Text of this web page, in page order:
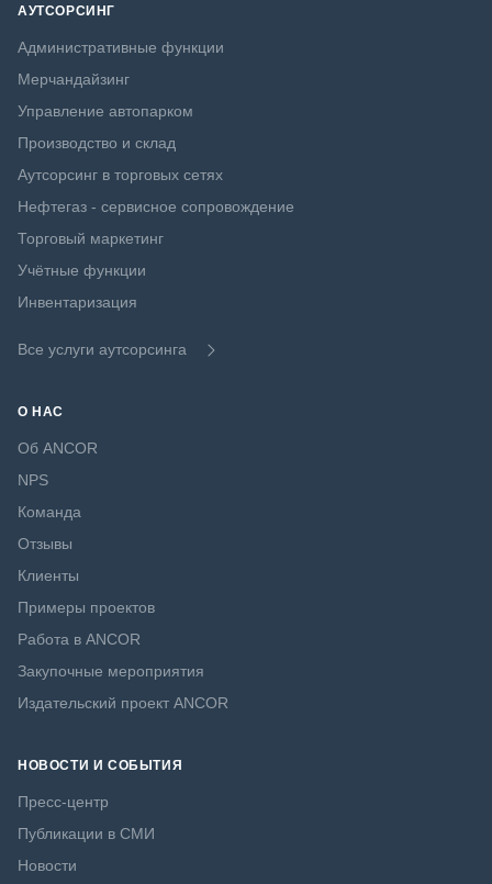
АУТСОРСИНГ
Административные функции
Мерчандайзинг
Управление автопарком
Производство и склад
Аутсорсинг в торговых сетях
Нефтегаз - сервисное сопровождение
Торговый маркетинг
Учётные функции
Инвентаризация
Все услуги аутсорсинга
О НАС
Об ANCOR
NPS
Команда
Отзывы
Клиенты
Примеры проектов
Работа в ANCOR
Закупочные мероприятия
Издательский проект ANCOR
НОВОСТИ И СОБЫТИЯ
Пресс-центр
Публикации в СМИ
Новости